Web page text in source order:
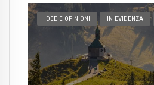
IDEE E OPINIONI IN EVIDENZA